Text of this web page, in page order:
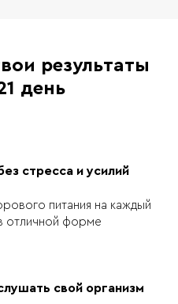
12
+ файл с
+ файл с
19
Варикоз
20
волос, которые не
21
результаты
день
стресса и усилий
питания на каждый
отличной форме
свой организм